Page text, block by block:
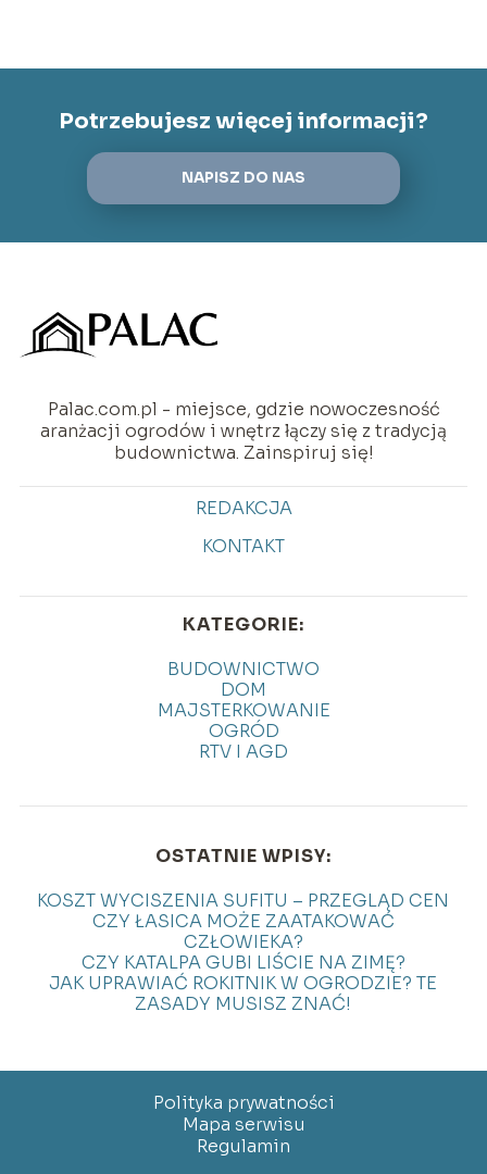
Potrzebujesz więcej informacji?
NAPISZ DO NAS
Palac.com.pl - miejsce, gdzie nowoczesność
aranżacji ogrodów i wnętrz łączy się z tradycją
budownictwa. Zainspiruj się!
REDAKCJA
KONTAKT
KATEGORIE:
BUDOWNICTWO
DOM
MAJSTERKOWANIE
OGRÓD
RTV I AGD
OSTATNIE WPISY:
KOSZT WYCISZENIA SUFITU – PRZEGLĄD CEN
CZY ŁASICA MOŻE ZAATAKOWAĆ
CZŁOWIEKA?
CZY KATALPA GUBI LIŚCIE NA ZIMĘ?
JAK UPRAWIAĆ ROKITNIK W OGRODZIE? TE
ZASADY MUSISZ ZNAĆ!
Polityka prywatności
Mapa serwisu
Regulamin